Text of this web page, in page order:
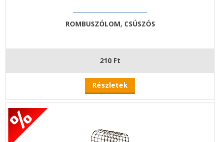
ROMBUSZÓLOM, CSÚSZÓS
210 Ft
Részletek